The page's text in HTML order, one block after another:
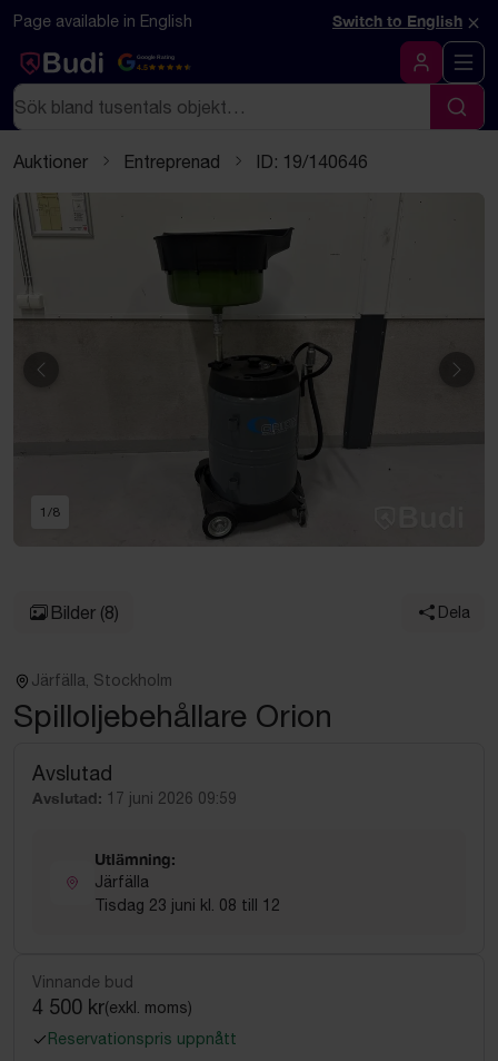
Hoppa till innehåll
Textbaserad (markdown) version av denna sida
Page available in English Switch to English ×
Google Rating
4.5
Logga in
Sök
Sök
Auktioner Entreprenad ID: 19/140646
Föregående
1 /8
Bilder (8) Dela
Järfälla, Stockholm
Spilloljebehållare Orion
Avslutad
Avslutad: 17 juni 2026 09:59
Utlämning:
Järfälla
Tisdag 23 juni kl. 08 till 12
Vinnande bud
4 500 kr(exkl. moms)
Reservationspris uppnått